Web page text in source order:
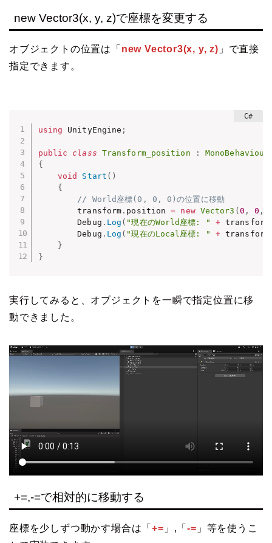
new Vector3(x, y, z)で座標を変更する
オブジェクトの位置は「 new Vector3(x, y, z) 」で直接
指定できます。
using UnityEngine ;
public class Transform_position :
MonoBehaviour
{
void
Start ( )
{
// World座標(0, 0, 0)の位置に移動
        transform
. position = new Vector3 (0 , 0 ,
        Debug
. Log ( "現在のWorld座標: " + transform
        Debug
. Log ( "現在のLocal座標: " + transform
}
}
実行してみると、オブジェクトを一瞬で指定位置に移
動できました。
+=,-=で相対的に移動する
座標を少しずつ動かす場合は「+= 」,「-= 」等を使うこ